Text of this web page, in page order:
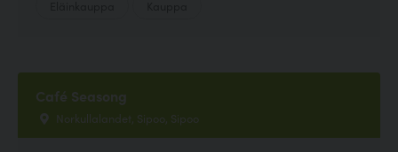
Café Seasong
Norkullalandet, Sipoo, Sipoo